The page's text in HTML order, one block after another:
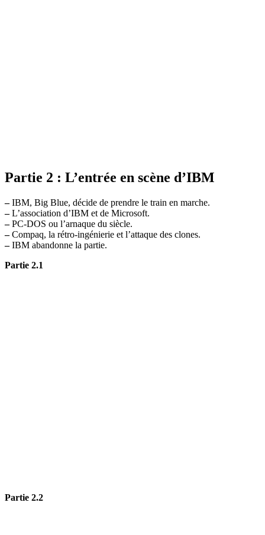
Partie 2 : L’entrée en scène d’IBM
–IBM, Big Blue, décide de prendre le train en marche.
–L’association d’IBM et de Microsoft.
–PC-DOS ou l’arnaque du siècle.
–Compaq, la rétro-ingénierie et l’attaque des clones.
–IBM abandonne la partie.
Partie 2.1
Partie 2.2